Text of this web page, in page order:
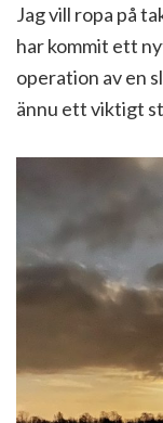
Jag vill ropa på
har kommit ett
operation av en
ännu ett viktigt